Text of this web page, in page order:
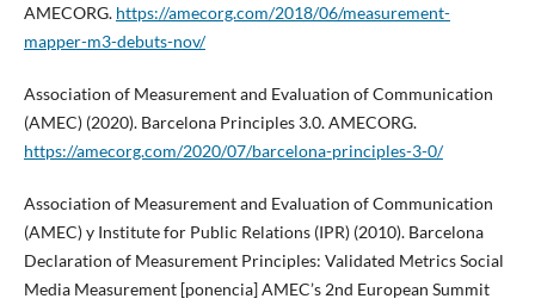
AMECORG. https://amecorg.com/2018/06/measurement-
mapper-m3-debuts-nov/
Association of Measurement and Evaluation of Communication
(AMEC) (2020). Barcelona Principles 3.0. AMECORG.
https://amecorg.com/2020/07/barcelona-principles-3-0/
Association of Measurement and Evaluation of Communication
(AMEC) y Institute for Public Relations (IPR) (2010). Barcelona
Declaration of Measurement Principles: Validated Metrics Social
Media Measurement [ponencia] AMEC’s 2nd European Summit